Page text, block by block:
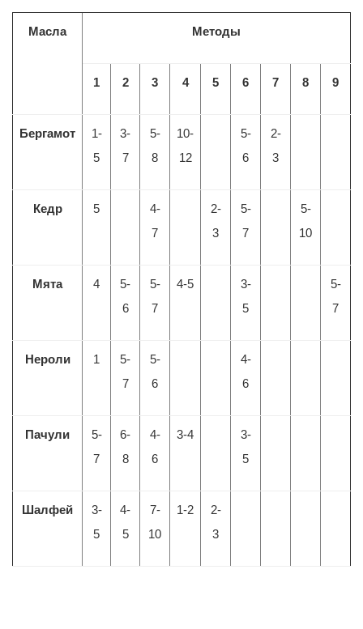
Масла Методы
1 2 3 4 5 6 7 8 9
Бергамот
1-
5
3-
7
5-
8
10-
12
5-
6
2-
3
Кедр 5
4-
7
2-
3
5-
7
5-
10
Мята 4
5-
6
5-
7
4-5
3-
5
5-
7
Нероли 1
5-
7
5-
6
4-
6
Пачули
5-
7
6-
8
4-
6
3-4
3-
5
Шалфей
3-
5
4-
5
7-
10
1-2
2-
3